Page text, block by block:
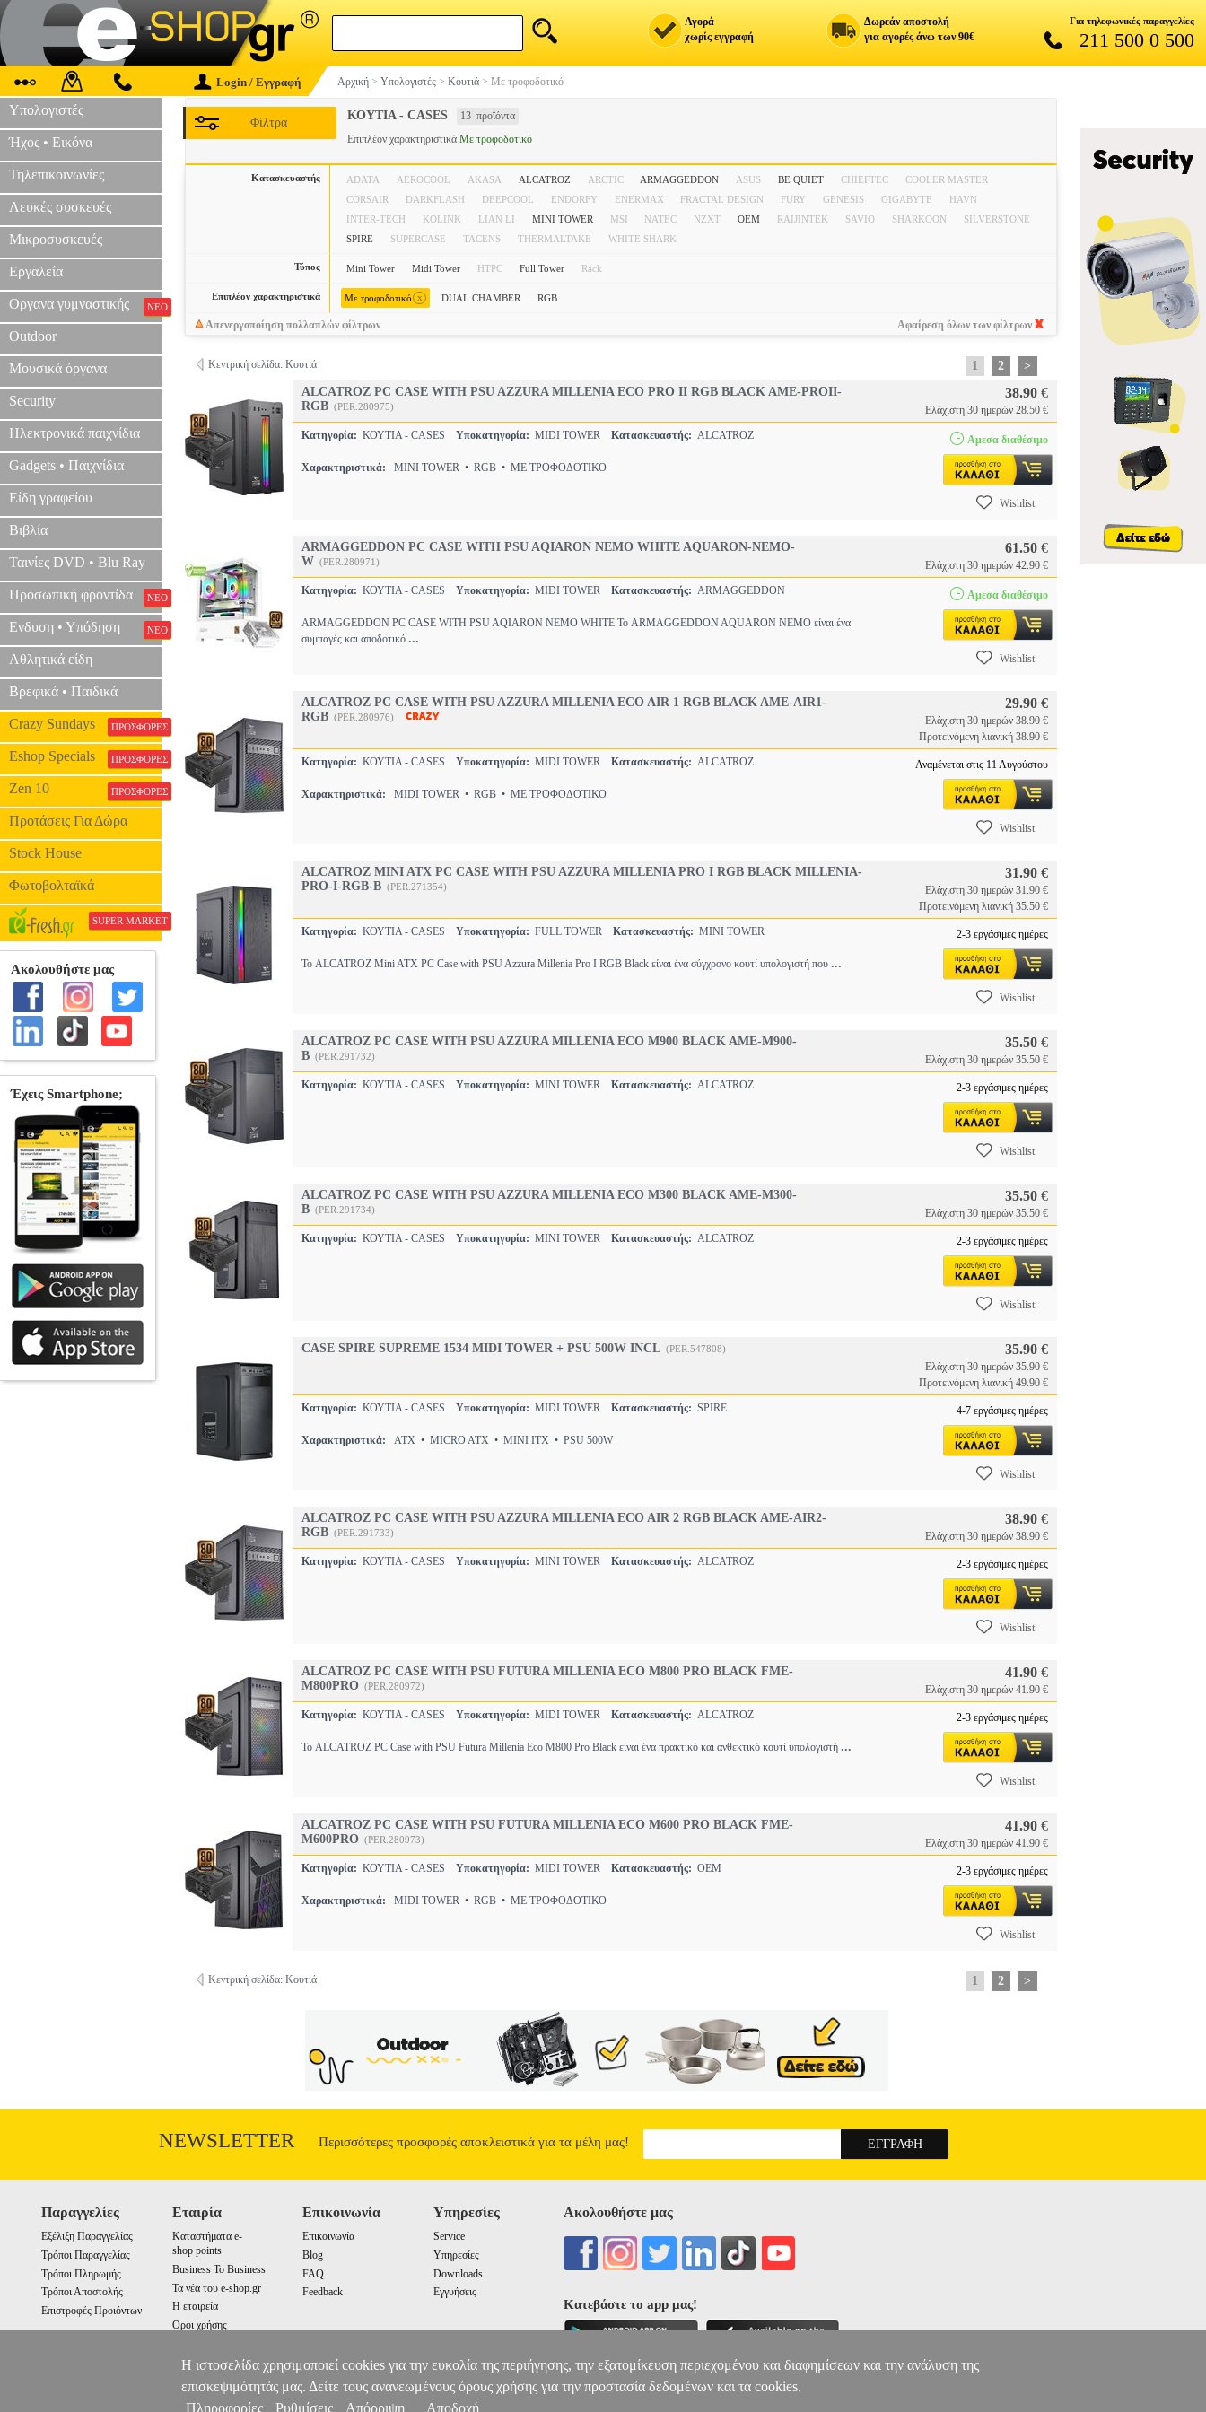
Αγορά
χωρίς εγγραφή
Δωρεάν αποστολή
για αγορές άνω των 90€
Για τηλεφωνικές παραγγελίες
211 500 0 500
Login / Εγγραφή Αρχική > Υπολογιστές > Κουτιά > Με τροφοδοτικό
Υπολογιστές
Ήχος • Εικόνα
Τηλεπικοινωνίες
Λευκές συσκευές
Μικροσυσκευές
Εργαλεία
Οργανα γυμναστικής ΝΕΟ
Outdoor
Μουσικά όργανα
Security
Ηλεκτρονικά παιχνίδια
Gadgets • Παιχνίδια
Είδη γραφείου
Βιβλία
Ταινίες DVD • Blu Ray
Προσωπική φροντίδα ΝΕΟ
Ενδυση • Υπόδηση ΝΕΟ
Αθλητικά είδη
Βρεφικά • Παιδικά
Crazy Sundays ΠΡΟΣΦΟΡΕΣ
Eshop Specials ΠΡΟΣΦΟΡΕΣ
Zen 10 ΠΡΟΣΦΟΡΕΣ
Προτάσεις Για Δώρα
Stock House
Φωτοβολταϊκά
SUPER MARKET
ΚΟΥΤΙΑ - CASES 13 προϊόντα
Φίλτρα
Επιπλέον χαρακτηριστικά Με τροφοδοτικό
Κατασκευαστής ADATA AEROCOOL AKASA ALCATROZ ARCTIC ARMAGGEDDON ASUS BE QUIET CHIEFTEC
COOLER MASTER
CORSAIR
DARKFLASH DEEPCOOL ENDORFY ENERMAX FRACTAL DESIGN FURY GENESIS GIGABYTE
HAVN
INTER-TECH
KOLINK LIAN LI MINI TOWER MSI NATEC NZXT OEM RAIJINTEK SAVIO SHARKOON
SILVERSTONE
SPIRE
SUPERCASE TACENS THERMALTAKE WHITE SHARK
Τύπος Mini Tower Midi Tower HTPC Full Tower Rack
Επιπλέον χαρακτηριστικά Με τροφοδοτικό x DUAL CHAMBER RGB
Απενεργοποίηση πολλαπλών φίλτρων Αφαίρεση όλων των φίλτρων
Κεντρική σελίδα: Κουτιά 1 2
>
ALCATROZ PC CASE WITH PSU AZZURA MILLENIA ECO PRO II RGB BLACK AME-PROII-
RGB (PER.280975)
38.90 €
Ελάχιστη 30 ημερών 28.50 €
Κατηγορία: ΚΟΥΤΙΑ - CASES Υποκατηγορία: MIDI TOWER Κατασκευαστής: ALCATROZ
Χαρακτηριστικά: MINI TOWER • RGB • ΜΕ ΤΡΟΦΟΔΟΤΙΚΟ
Αμεσα διαθέσιμο
Wishlist
ARMAGGEDDON PC CASE WITH PSU AQIARON NEMO WHITE AQUARON-NEMO-
W (PER.280971)
61.50 €
Ελάχιστη 30 ημερών 42.90 €
Κατηγορία: ΚΟΥΤΙΑ - CASES Υποκατηγορία: MIDI TOWER Κατασκευαστής: ARMAGGEDDON
ARMAGGEDDON PC CASE WITH PSU AQIARON NEMO WHITE Το ARMAGGEDDON AQUARON NEMO είναι ένα
συμπαγές και αποδοτικό ...
Αμεσα διαθέσιμο
Wishlist
ALCATROZ PC CASE WITH PSU AZZURA MILLENIA ECO AIR 1 RGB BLACK AME-AIR1-
RGB (PER.280976)
29.90 €
Ελάχιστη 30 ημερών 38.90 €
Προτεινόμενη λιανική 38.90 €
Κατηγορία: ΚΟΥΤΙΑ - CASES Υποκατηγορία: MIDI TOWER Κατασκευαστής: ALCATROZ
Χαρακτηριστικά: MIDI TOWER • RGB • ΜΕ ΤΡΟΦΟΔΟΤΙΚΟ
Αναμένεται στις 11 Αυγούστου
Wishlist
ALCATROZ MINI ATX PC CASE WITH PSU AZZURA MILLENIA PRO I RGB BLACK MILLENIA-
PRO-I-RGB-B (PER.271354)
31.90 €
Ελάχιστη 30 ημερών 31.90 €
Προτεινόμενη λιανική 35.50 €
Κατηγορία: ΚΟΥΤΙΑ - CASES Υποκατηγορία: FULL TOWER Κατασκευαστής: MINI TOWER
Το ALCATROZ Mini ATX PC Case with PSU Azzura Millenia Pro I RGB Black είναι ένα σύγχρονο κουτί υπολογιστή που ...
2-3 εργάσιμες ημέρες
Wishlist
ALCATROZ PC CASE WITH PSU AZZURA MILLENIA ECO M900 BLACK AME-M900-
B (PER.291732)
35.50 €
Ελάχιστη 30 ημερών 35.50 €
Κατηγορία: ΚΟΥΤΙΑ - CASES Υποκατηγορία: MINI TOWER Κατασκευαστής: ALCATROZ 2-3 εργάσιμες ημέρες
Wishlist
ALCATROZ PC CASE WITH PSU AZZURA MILLENIA ECO M300 BLACK AME-M300-
B (PER.291734)
35.50 €
Ελάχιστη 30 ημερών 35.50 €
Κατηγορία: ΚΟΥΤΙΑ - CASES Υποκατηγορία: MINI TOWER Κατασκευαστής: ALCATROZ 2-3 εργάσιμες ημέρες
Wishlist
CASE SPIRE SUPREME 1534 MIDI TOWER + PSU 500W INCL (PER.547808) 35.90 €
Ελάχιστη 30 ημερών 35.90 €
Προτεινόμενη λιανική 49.90 €
Κατηγορία: ΚΟΥΤΙΑ - CASES Υποκατηγορία: MIDI TOWER Κατασκευαστής: SPIRE
Χαρακτηριστικά: ATX • MICRO ATX • MINI ITX • PSU 500W
4-7 εργάσιμες ημέρες
Wishlist
ALCATROZ PC CASE WITH PSU AZZURA MILLENIA ECO AIR 2 RGB BLACK AME-AIR2-
RGB (PER.291733)
38.90 €
Ελάχιστη 30 ημερών 38.90 €
Κατηγορία: ΚΟΥΤΙΑ - CASES Υποκατηγορία: MINI TOWER Κατασκευαστής: ALCATROZ 2-3 εργάσιμες ημέρες
Wishlist
ALCATROZ PC CASE WITH PSU FUTURA MILLENIA ECO M800 PRO BLACK FME-
M800PRO (PER.280972)
41.90 €
Ελάχιστη 30 ημερών 41.90 €
Κατηγορία: ΚΟΥΤΙΑ - CASES Υποκατηγορία: MIDI TOWER Κατασκευαστής: ALCATROZ
Το ALCATROZ PC Case with PSU Futura Millenia Eco M800 Pro Black είναι ένα πρακτικό και ανθεκτικό κουτί υπολογιστή ...
2-3 εργάσιμες ημέρες
Wishlist
ALCATROZ PC CASE WITH PSU FUTURA MILLENIA ECO M600 PRO BLACK FME-
M600PRO (PER.280973)
41.90 €
Ελάχιστη 30 ημερών 41.90 €
Κατηγορία: ΚΟΥΤΙΑ - CASES Υποκατηγορία: MIDI TOWER Κατασκευαστής: OEM
Χαρακτηριστικά: MIDI TOWER • RGB • ΜΕ ΤΡΟΦΟΔΟΤΙΚΟ
2-3 εργάσιμες ημέρες
Wishlist
Κεντρική σελίδα: Κουτιά 1 2 >
NEWSLETTER Περισσότερες προσφορές αποκλειστικά για τα μέλη μας!
Παραγγελίες
Εξέλιξη Παραγγελίας
Τρόποι Παραγγελίας
Τρόποι Πληρωμής
Τρόποι Αποστολής
Επιστροφές Προιόντων
Εταιρία
Καταστήματα e-
shop points
Business To Business
Τα νέα του e-shop.gr
Η εταιρεία
Οροι χρήσης
Επικοινωνία
Επικοινωνία
Blog
FAQ
Feedback
Υπηρεσίες
Service
Υπηρεσίες
Downloads
Εγγυήσεις
Ακολουθήστε μας
Κατεβάστε το app μας!
Η ιστοσελίδα χρησιμοποιεί cookies για την ευκολία της περιήγησης, την εξατομίκευση περιεχομένου και διαφημίσεων και την ανάλυση της
επισκεψιμότητάς μας. Δείτε τους ανανεωμένους όρους χρήσης για την προστασία δεδομένων και τα cookies.
Πληροφορίες
Ρυθμίσεις Απόρριψη Αποδοχή